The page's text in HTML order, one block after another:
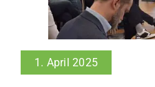
1. April 2025